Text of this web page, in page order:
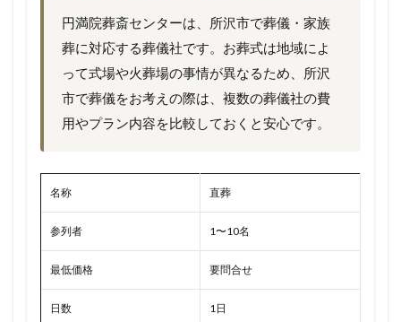
円満院葬斎センターは、所沢市で葬儀・家族
葬に対応する葬儀社です。お葬式は地域によ
って式場や火葬場の事情が異なるため、所沢
市で葬儀をお考えの際は、複数の葬儀社の費
用やプラン内容を比較しておくと安心です。
名称 直葬
参列者 1〜10名
最低価格 要問合せ
日数 1日